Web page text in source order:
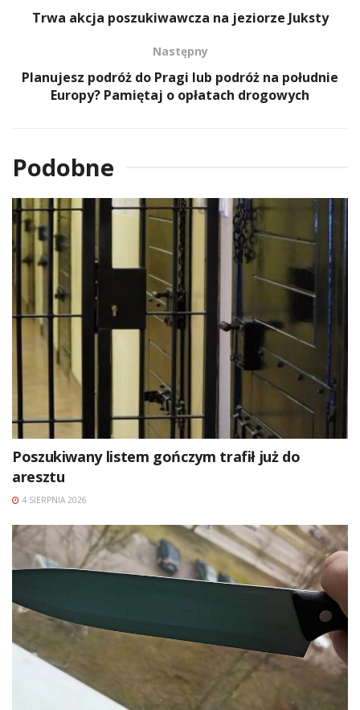
Trwa akcja poszukiwawcza na jeziorze Juksty
Następny
Planujesz podróż do Pragi lub podróż na południe
Europy? Pamiętaj o opłatach drogowych
Podobne
Poszukiwany listem gończym trafił już do
aresztu
4 SIERPNIA 2026